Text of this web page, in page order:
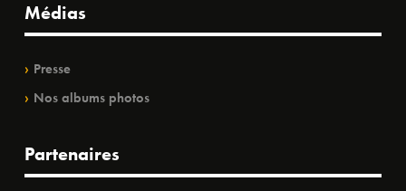
Médias
Presse
Nos albums photos
Partenaires